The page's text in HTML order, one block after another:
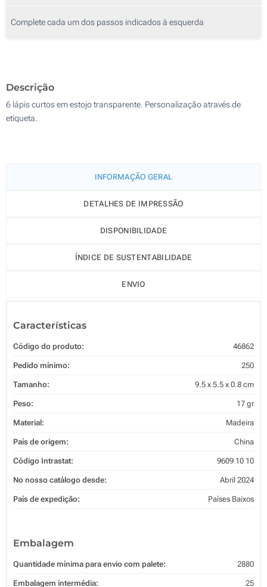
1250
Outra :
Complete cada um dos passos indicados à esquerda
Descrição
6 lápis curtos em estojo transparente. Personalização através de
etiqueta.
INFORMAÇÃO GERAL
DETALHES DE IMPRESSÃO
DISPONIBILIDADE
ÍNDICE DE SUSTENTABILIDADE
ENVIO
Características
Código do produto: 46862
Pedido mínimo: 250
Tamanho: 9.5 x 5.5 x 0.8 cm
Peso: 17 gr
Material: Madeira
País de origem: China
Código Intrastat: 9609 10 10
No nosso catálogo desde: Abril 2024
País de expedição: Países Baixos
Embalagem
Quantidade mínima para envio com palete: 2880
Embalagem intermédia: 25